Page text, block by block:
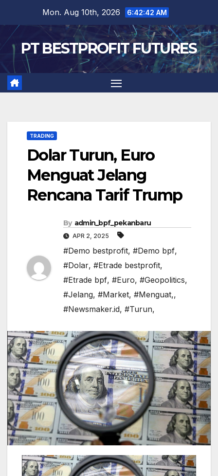
content
Mon. Aug 10th, 2026 6:42:43 AM
PT BESTPROFIT FUTURES
TRADING
Dolar Turun, Euro
Menguat Jelang
Rencana Tarif Trump
By admin_bpf_pekanbaru
APR 2, 2025
#Demo bestprofit, #Demo bpf,
#Dolar, #Etrade bestprofit,
#Etrade bpf, #Euro, #Geopolitics,
#Jelang, #Market, #Menguat,,
#Newsmaker.id, #Turun,